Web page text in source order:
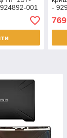
001
-
769